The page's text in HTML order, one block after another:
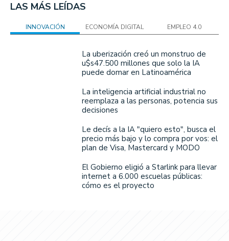
LAS MÁS LEÍDAS
INNOVACIÓN ECONOMÍA DIGITAL EMPLEO 4.0
La uberización creó un monstruo de
u$s47.500 millones que solo la IA
puede domar en Latinoamérica
La inteligencia artificial industrial no
reemplaza a las personas, potencia sus
decisiones
Le decís a la IA "quiero esto", busca el
precio más bajo y lo compra por vos: el
plan de Visa, Mastercard y MODO
El Gobierno eligió a Starlink para llevar
internet a 6.000 escuelas públicas:
cómo es el proyecto